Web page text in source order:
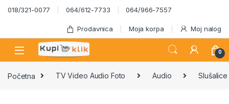
Skip to navigation
Skip to content
018/321-0077 064/612-7733 064/966-7557
Prodavnica Moja korpa Moj nalog
0
Početna TV Video Audio Foto Audio Slušalice